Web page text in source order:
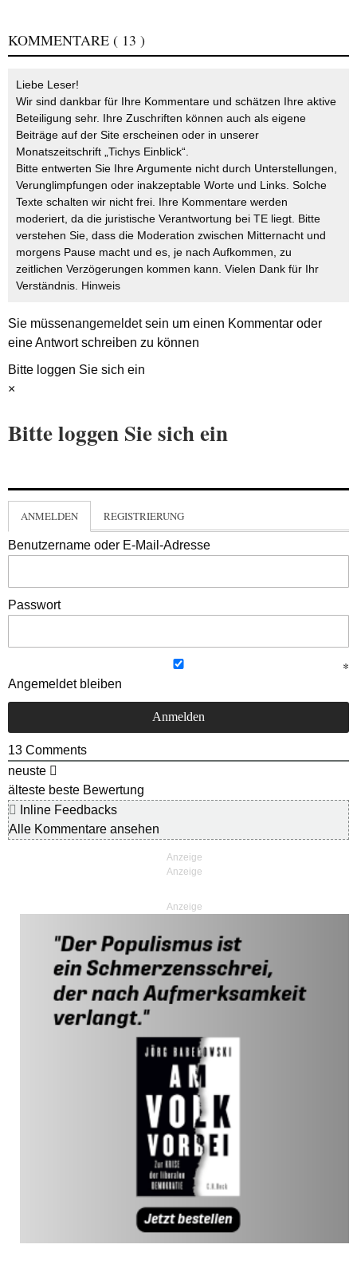
KOMMENTARE ( 13 )
Liebe Leser!
Wir sind dankbar für Ihre Kommentare und schätzen Ihre aktive
Beteiligung sehr. Ihre Zuschriften können auch als eigene
Beiträge auf der Site erscheinen oder in unserer
Monatszeitschrift „Tichys Einblick“.
Bitte entwerten Sie Ihre Argumente nicht durch Unterstellungen,
Verunglimpfungen oder inakzeptable Worte und Links. Solche
Texte schalten wir nicht frei. Ihre Kommentare werden
moderiert, da die juristische Verantwortung bei TE liegt. Bitte
verstehen Sie, dass die Moderation zwischen Mitternacht und
morgens Pause macht und es, je nach Aufkommen, zu
zeitlichen Verzögerungen kommen kann. Vielen Dank für Ihr
Verständnis. Hinweis
Sie müssenangemeldetsein um einen Kommentar oder
eine Antwort schreiben zu können
Bitte loggen Sie sich ein
×
Bitte loggen Sie sich ein
ANMELDEN REGISTRIERUNG
Benutzername oder E-Mail-Adresse
Passwort
Angemeldet bleiben
13 Comments
neuste
älteste beste Bewertung
Inline Feedbacks
Alle Kommentare ansehen
Anzeige